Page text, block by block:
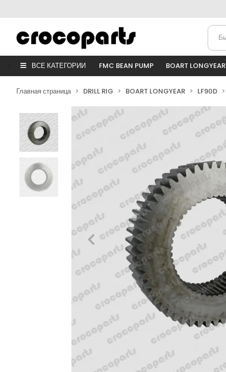
ВСЕ КАТЕГОРИИ FMC BEAN PUMP BOART LONGYEAR
Главная страница DRILL RIG BOART LONGYEAR LF90D